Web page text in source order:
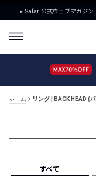
Safari公式ウェブマガジン
ホーム リング | BACK HEAD (
すべて